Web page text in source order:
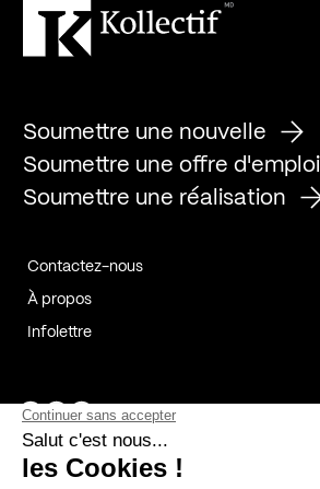
Soumettre une nouvelle
Soumettre une offre d'emploi
Soumettre une réalisation
Contactez-nous
À propos
Infolettre
Page Facebook de Kollectif
Page Instagram de Kollectif
Page Linkedin de Kollectif